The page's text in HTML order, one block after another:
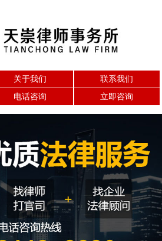
关于我们
联系我们
电话咨询 立即咨询